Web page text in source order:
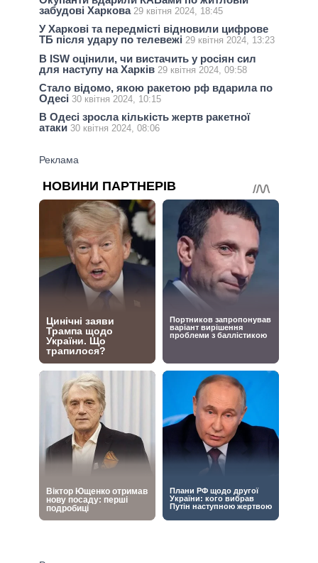
забудові Харкова 29 квітня 2024, 18:45
У Харкові та передмісті відновили цифрове
ТБ після удару по телевежі 29 квітня 2024, 13:23
В ISW оцінили, чи вистачить у росіян сил
для наступу на Харків 29 квітня 2024, 09:58
Стало відомо, якою ракетою рф вдарила по
Одесі 30 квітня 2024, 10:15
В Одесі зросла кількість жертв ракетної
атаки 30 квітня 2024, 08:06